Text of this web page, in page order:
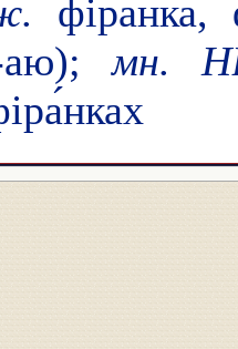
фіра́нка,
аю);мн.